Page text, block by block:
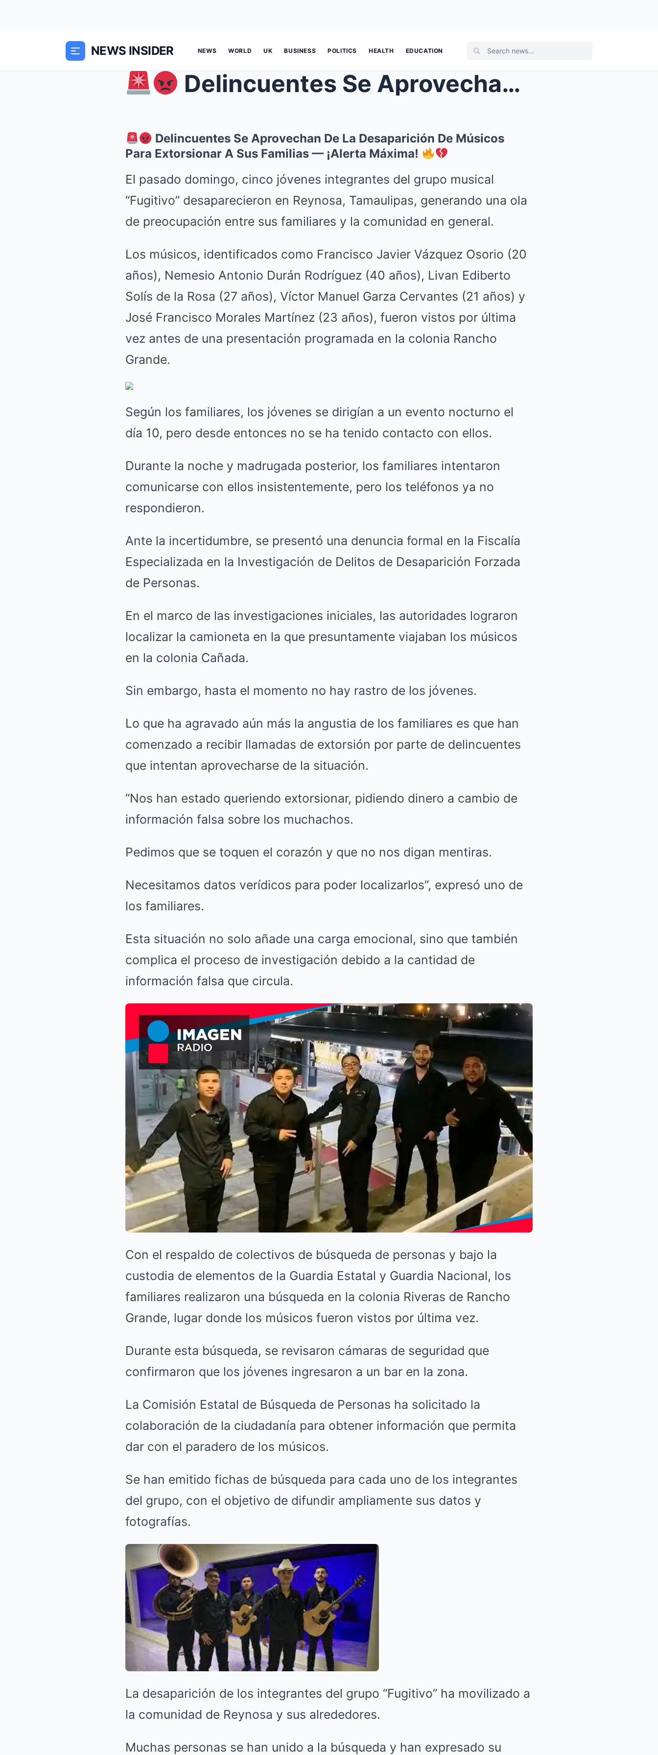
NEWS INSIDER NEWS WORLD UK BUSINESS POLITICS HEALTH EDUCATION
Delincuentes Se Aprovechan De La Desaparición D...
Delincuentes Se Aprovechan De La Desaparición De Músicos
Para Extorsionar A Sus Familias — ¡Alerta Máxima!
El pasado domingo, cinco jóvenes integrantes del grupo musical
“Fugitivo” desaparecieron en Reynosa, Tamaulipas, generando una ola
de preocupación entre sus familiares y la comunidad en general.
Los músicos, identificados como Francisco Javier Vázquez Osorio (20
años), Nemesio Antonio Durán Rodríguez (40 años), Livan Ediberto
Solís de la Rosa (27 años), Víctor Manuel Garza Cervantes (21 años) y
José Francisco Morales Martínez (23 años), fueron vistos por última
vez antes de una presentación programada en la colonia Rancho
Grande.
Según los familiares, los jóvenes se dirigían a un evento nocturno el
día 10, pero desde entonces no se ha tenido contacto con ellos.
Durante la noche y madrugada posterior, los familiares intentaron
comunicarse con ellos insistentemente, pero los teléfonos ya no
respondieron.
Ante la incertidumbre, se presentó una denuncia formal en la Fiscalía
Especializada en la Investigación de Delitos de Desaparición Forzada
de Personas.
En el marco de las investigaciones iniciales, las autoridades lograron
localizar la camioneta en la que presuntamente viajaban los músicos
en la colonia Cañada.
Sin embargo, hasta el momento no hay rastro de los jóvenes.
Lo que ha agravado aún más la angustia de los familiares es que han
comenzado a recibir llamadas de extorsión por parte de delincuentes
que intentan aprovecharse de la situación.
“Nos han estado queriendo extorsionar, pidiendo dinero a cambio de
información falsa sobre los muchachos.
Pedimos que se toquen el corazón y que no nos digan mentiras.
Necesitamos datos verídicos para poder localizarlos”, expresó uno de
los familiares.
Esta situación no solo añade una carga emocional, sino que también
complica el proceso de investigación debido a la cantidad de
información falsa que circula.
Con el respaldo de colectivos de búsqueda de personas y bajo la
custodia de elementos de la Guardia Estatal y Guardia Nacional, los
familiares realizaron una búsqueda en la colonia Riveras de Rancho
Grande, lugar donde los músicos fueron vistos por última vez.
Durante esta búsqueda, se revisaron cámaras de seguridad que
confirmaron que los jóvenes ingresaron a un bar en la zona.
La Comisión Estatal de Búsqueda de Personas ha solicitado la
colaboración de la ciudadanía para obtener información que permita
dar con el paradero de los músicos.
Se han emitido fichas de búsqueda para cada uno de los integrantes
del grupo, con el objetivo de difundir ampliamente sus datos y
fotografías.
La desaparición de los integrantes del grupo “Fugitivo” ha movilizado a
la comunidad de Reynosa y sus alrededores.
Muchas personas se han unido a la búsqueda y han expresado su